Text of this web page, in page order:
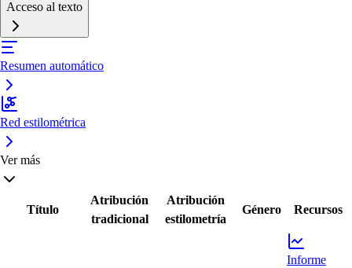
Acceso al texto
Resumen automático
Red estilométrica
Ver más
Título
Atribución
tradicional
Atribución
estilometría
Género Recursos
Informe